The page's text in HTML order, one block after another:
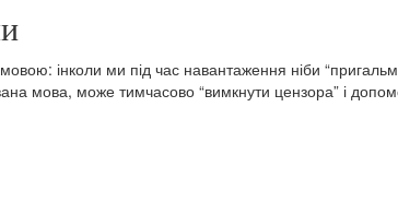
інколи ми під час навантаження ніби
мова, може тимчасово “вимкнути цензора” і